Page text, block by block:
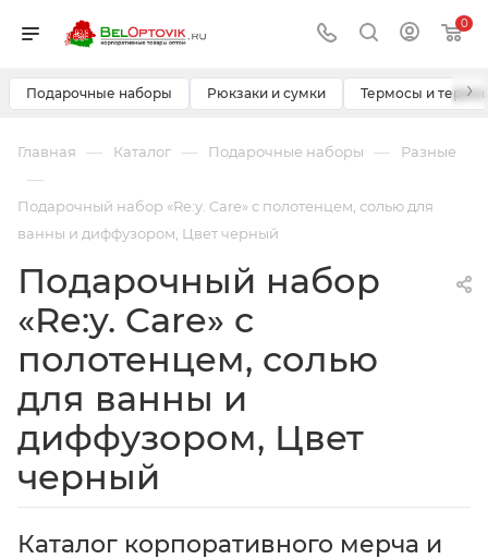
0
Подарочные наборы Рюкзаки и сумки Термосы и ›
Главная — Каталог — Подарочные наборы — Разные
—
Подарочный набор «Re:y. Care» с полотенцем, солью для
ванны и диффузором, Цвет черный
Подарочный набор
«Re:y. Care» с
полотенцем, солью
для ванны и
диффузором, Цвет
черный
Каталог корпоративного мерча и